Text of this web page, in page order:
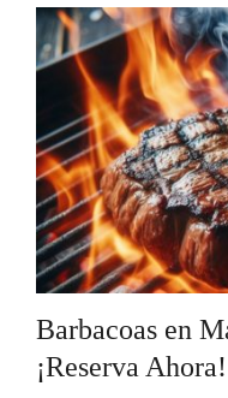
Barbacoas en
¡Reserva Ahora!